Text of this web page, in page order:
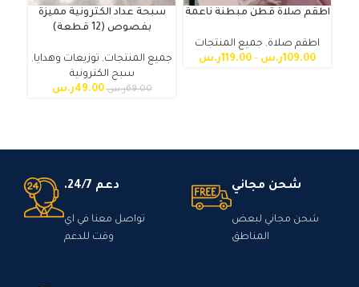
اطقم صلاة قطن مبطنة ناعمة
اطقم صلاة, جميع المنتجات
109.00ر.س –
119.00ر.س
سبحة عداد الكترونية مميزة
بفصوص (12 قطعة)
جميع المنتجات, توزيعات وهدايا,
سبح الكترونية
69.00ر.س 49.00ر.س
شحن مجاني
شحن مجاني لبعض
المناطق
دعم 24/7.
تواصل معنا في اي
وقت للدعم